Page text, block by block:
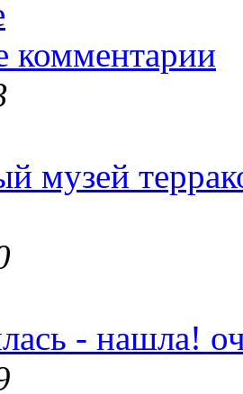
комментарии
музей
- нашла!